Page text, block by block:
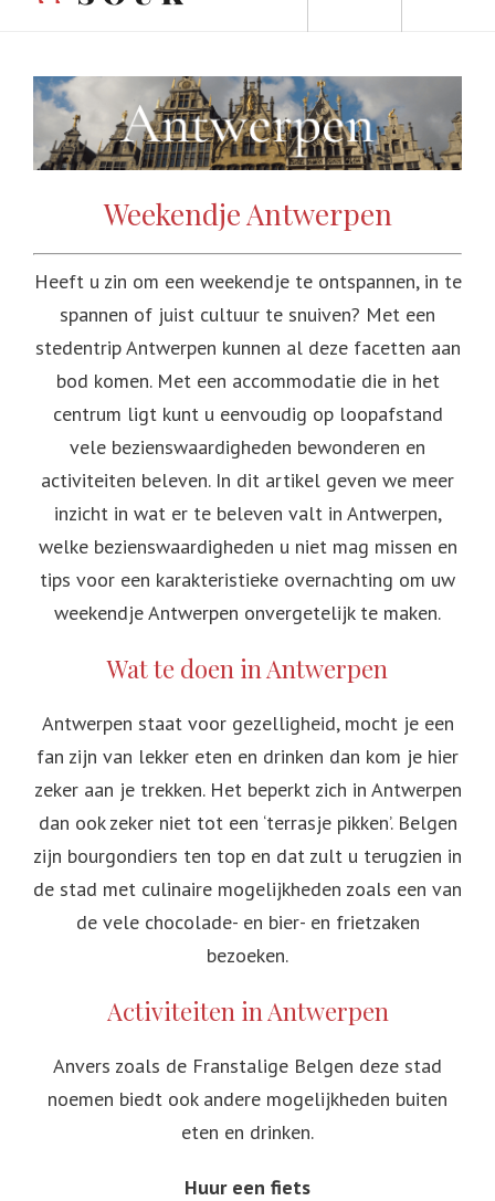
Weekendje Antwerpen
Heeft u zin om een weekendje te ontspannen, in te
spannen of juist cultuur te snuiven? Met een
stedentrip Antwerpen kunnen al deze facetten aan
bod komen. Met een accommodatie die in het
centrum ligt kunt u eenvoudig op loopafstand
vele bezienswaardigheden bewonderen en
activiteiten beleven. In dit artikel geven we meer
inzicht in wat er te beleven valt in Antwerpen,
welke bezienswaardigheden u niet mag missen en
tips voor een karakteristieke overnachting om uw
weekendje Antwerpen onvergetelijk te maken.
Wat te doen in Antwerpen
Antwerpen staat voor gezelligheid, mocht je een
fan zijn van lekker eten en drinken dan kom je hier
zeker aan je trekken. Het beperkt zich in Antwerpen
dan ook zeker niet tot een ‘terrasje pikken’. Belgen
zijn bourgondiers ten top en dat zult u terugzien in
de stad met culinaire mogelijkheden zoals een van
de vele chocolade- en bier- en frietzaken
bezoeken.
Activiteiten in Antwerpen
Anvers zoals de Franstalige Belgen deze stad
noemen biedt ook andere mogelijkheden buiten
eten en drinken.
Huur een fiets